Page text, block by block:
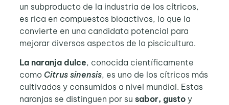
un subproducto de la industria de los cítricos,
es rica en compuestos bioactivos, lo que la
convierte en una candidata potencial para
mejorar diversos aspectos de la piscicultura.
La naranja dulce, conocida científicamente
como Citrus sinensis, es uno de los cítricos más
cultivados y consumidos a nivel mundial. Estas
naranjas se distinguen por su sabor, gusto y